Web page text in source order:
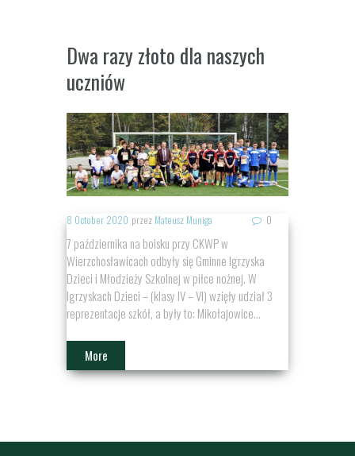
Dwa razy złoto dla naszych
uczniów
8 October 2020 przez Mateusz Muniga 0
7 października na boisku przy CKWP w
Wierzchosławicach odbyły się Gminne Igrzyska
Dzieci i Młodzieży Szkolnej w piłce nożnej. W
Igrzyskach Dzieci – (klasy IV – VI) wzięły udział 3
reprezentacje szkół, a były to: Mikołajowice...
More